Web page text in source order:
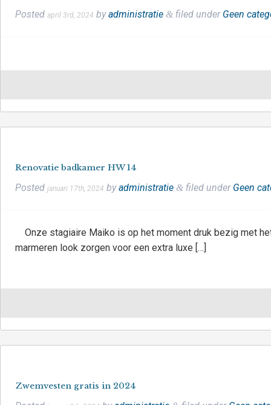
Posted april 3rd, 2024 byadministratie & filed under Geen
Renovatie badkamer HW 14
Posted januari 17th, 2024 byadministratie & filed under Geen
Onze stagiaire Maiko is op het moment druk bezig met
marmeren look zorgen voor een extra luxe […]
Zwemvesten gratis in 2024